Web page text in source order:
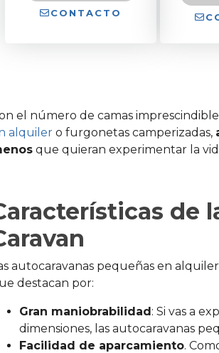
CONTACTO
el número de camas
alquiler o furgonetas camperizadas,
que quieran experimentar la
de
autocaravanas pequeñas en
destacan por:
Gran maniobrabilidad: Si vas a
dimensiones, las autocaravanas
Facilidad de aparcamiento.